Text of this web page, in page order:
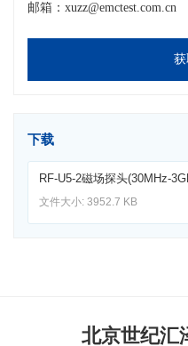
邮箱：xuzz@emctest.com.cn
下载
RF-U5-2磁场探头(30MHz-
文件大小: 3952.7 KB
北京世纪汇